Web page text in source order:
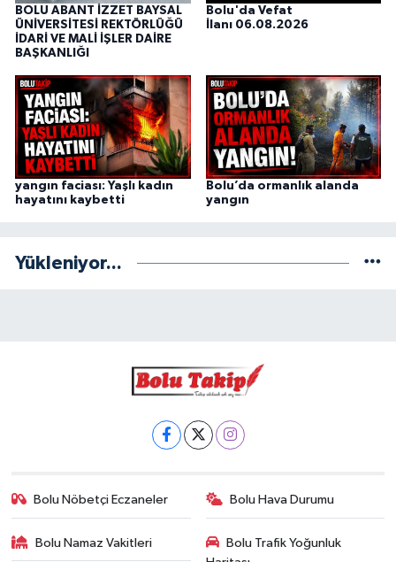
BOLU ABANT İZZET BAYSAL
ÜNİVERSİTESİ REKTÖRLÜĞÜ
İDARİ VE MALİ İŞLER DAİRE
BAŞKANLIĞI
Bolu'da Vefat
İlanı 06.08.2026
yangın faciası: Yaşlı kadın
hayatını kaybetti
Bolu’da ormanlık alanda
yangın
Yükleniyor...
Bolu Nöbetçi Eczaneler Bolu Hava Durumu
Bolu Namaz Vakitleri
Bolu Trafik Yoğunluk